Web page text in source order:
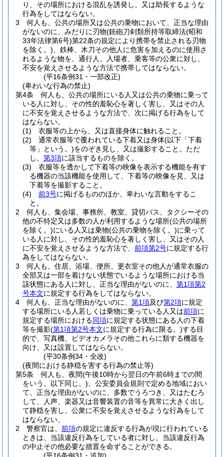
り、その場所における混乱を誘発し、又は助長するような
行為をしてはならない。
3
何人も、公共の場所又は公共の乗物において、正当な理由
がないのに、みだりに刃物(銃砲刀剣類所持等取締法(昭和
33年法律第6号)第22条の規定により携帯を禁止される刃物
を除く。) 、鉄棒、木刀その他人に危害を加えるのに使用さ
れるような物を、通行人、入場者、乗客等の公衆に対し、
不安を覚えさせるような方法で携帯してはならない。
(平16条例31・一部改正)
(卑わいな行為の禁止)
第4条
何人も、公共の場所にいる人又は公共の乗物に乗って
いる人に対し、その性的羞恥心を著しく害し、又はその人
に不安を覚えさせるような方法で、次に掲げる行為をして
はならない。
(1)
衣服等の上から、又は直接身体に触れること。
(2)
通常衣服等で覆われている下着又は身体(以下「下着
等」という。)をのぞき見し、又は撮影すること。 ただ
し、 第3項に該当するものを除く。
(3)
衣服等を透かして下着等の映像を表示する機能を有す
る機器の当該機能を使用して、下着等の映像を見、又は
下着等を撮影すること。
(4)
前3号に掲げるもののほか、卑わいな言動をするこ
と。
2
何人も、集会場、事務所、教室、貸切バス、タクシーその
他の不特定又は多数の人が利用するような場所(公共の場所
を除く。)にいる人又は乗物(公共の乗物を除く。)に乗って
いる人に対し、その性的羞恥心を著しく害し、又はその人
に不安を覚えさせるような方法で、 前項第2号に規定する行
為をしてはならない。
3
何人も、住居、浴場、便所、更衣室その他人が通常衣服の
全部又は一部を着けない状態でいるような場所における当
該状態にある人に対し、正当な理由がないのに、 第1項第2
号本文に規定する行為をしてはならない。
4
何人も、正当な理由がないのに、 第1項及び第2項に規定
する場所にいる人若しくは乗物に乗っている人又は前項に
規定する場所における同項に規定する状態にある人の下着
等を撮影(第1項第2号本文に規定する行為に限る。)する目
的で、写真機、ビデオカメラその他これらに類する機器を
向け、又は設置してはならない。
(平30条例34・全改)
(夜間における静穏を害する行為の禁止等)
第5条
何人も、夜間(午後10時から翌日の午前6時までの間
をいう。以下同じ。) 、公安委員会規則で定める地域におい
て、正当な理由がないのに、多数でうろつき、又はたむろ
して、人声、楽器又は音響装置の音等を異常に大きく出し
て静穏を害し、公衆に不安を覚えさせるような行為をして
はならない。
2
警察官は、 前項の規定に違反する行為が現に行われている
ときは、当該違反行為をしている者に対し、当該違反行為
の中止その他必要な措置を命ずることができる。